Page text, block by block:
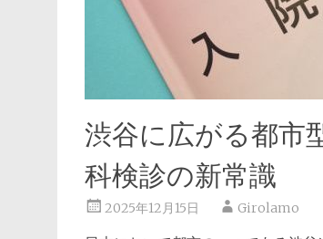
渋谷に広がる都市
科検診の新常識
2025年12月15日 Girolamo